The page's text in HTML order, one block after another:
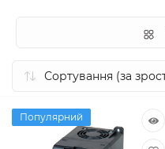
Популярний